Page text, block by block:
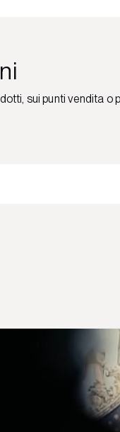
sui punti vendita o